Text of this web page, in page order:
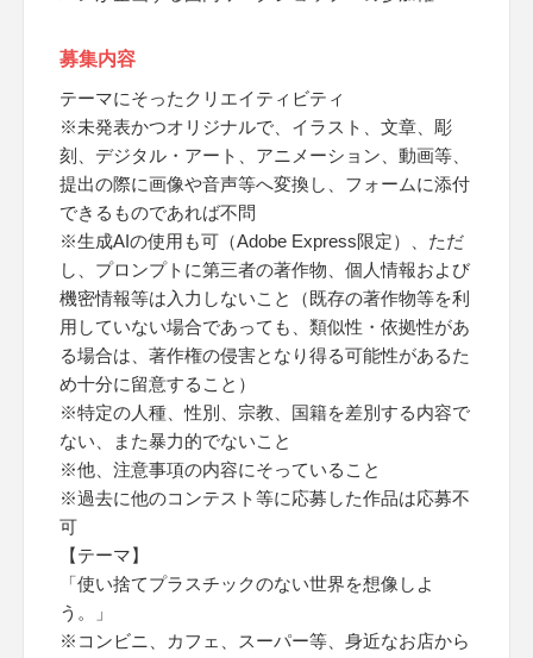
募集内容
テーマにそったクリエイティビティ
※未発表かつオリジナルで、イラスト、文章、彫
刻、デジタル・アート、アニメーション、動画等、
提出の際に画像や音声等へ変換し、フォームに添付
できるものであれば不問
※生成AIの使用も可（Adobe Express限定）、ただ
し、プロンプトに第三者の著作物、個人情報および
機密情報等は入力しないこと（既存の著作物等を利
用していない場合であっても、類似性・依拠性があ
る場合は、著作権の侵害となり得る可能性があるた
め十分に留意すること）
※特定の人種、性別、宗教、国籍を差別する内容で
ない、また暴力的でないこと
※他、注意事項の内容にそっていること
※過去に他のコンテスト等に応募した作品は応募不
可
【テーマ】
「使い捨てプラスチックのない世界を想像しよ
う。」
※コンビニ、カフェ、スーパー等、身近なお店から